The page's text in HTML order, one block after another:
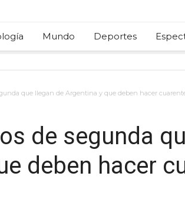
Mundo Deportes
que llegan de Argentina y que deben hacer
de segunda
deben hacer